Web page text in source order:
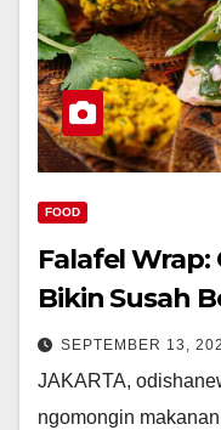
FOOD
Falafel Wrap:
Bikin Susah
SEPTEMBER 13,
JAKARTA,
ngomongin